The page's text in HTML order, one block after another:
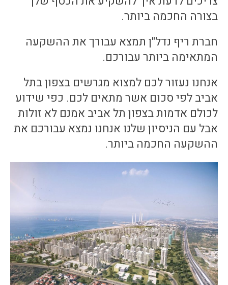
בצורה החכמה ביותר.
חברת ריף נדל"ן תמצא עבורך את ההשקעה
המתאימה ביותר עבורכם.
אנחנו נעזור לכם למצוא מגרשים בצפון בתל
אביב לפי סכום אשר מתאים לכם. כפי שידוע
לכולם אדמות בצפון תל אביב אמנם לא זולות
אבל עם הניסיון שלנו אנחנו נמצא עבורכם את
ההשקעה החכמה ביותר.